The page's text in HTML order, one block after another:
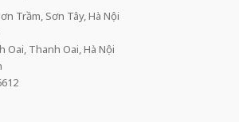
Trầm, Sơn Tây, Hà Nội
Oai, Thanh Oai, Hà Nội